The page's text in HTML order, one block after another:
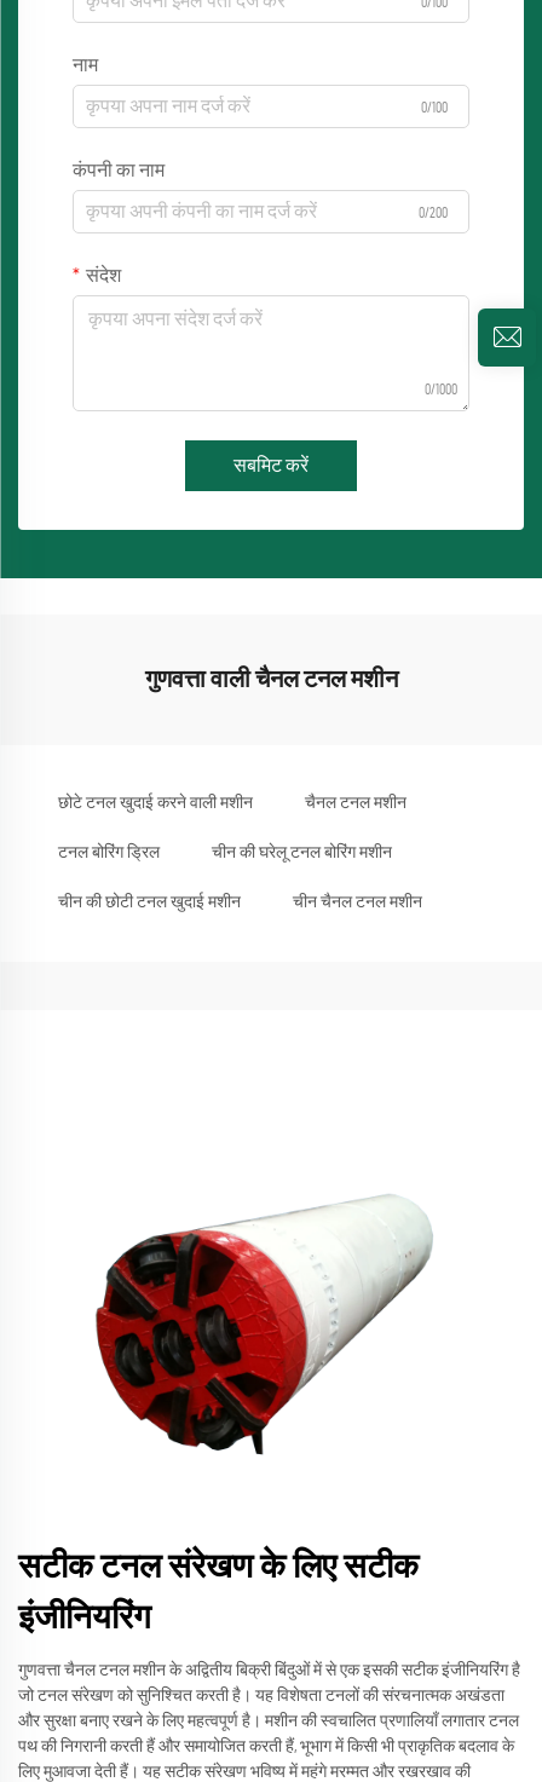
नाम
0/100
कंपनी का नाम
0/200
संदेश
0/1000
सबमिट करें
गुणवत्ता वाली चैनल टनल मशीन
छोटे टनल खुदाई करने वाली मशीन चैनल टनल मशीन
टनल बोरिंग ड्रिल चीन की घरेलू टनल बोरिंग मशीन
चीन की छोटी टनल खुदाई मशीन चीन चैनल टनल मशीन
सटीक टनल संरेखण के लिए सटीक
इंजीनियरिंग
गुणवत्ता चैनल टनल मशीन के अद्वितीय बिक्री बिंदुओं में से एक इसकी सटीक इंजीनियरिंग है
जो टनल संरेखण को सुनिश्चित करती है। यह विशेषता टनलों की संरचनात्मक अखंडता
और सुरक्षा बनाए रखने के लिए महत्वपूर्ण है। मशीन की स्वचालित प्रणालियाँ लगातार टनल
पथ की निगरानी करती हैं और समायोजित करती हैं, भूभाग में किसी भी प्राकृतिक बदलाव के
लिए मुआवजा देती हैं। यह सटीक संरेखण भविष्य में महंगे मरम्मत और रखरखाव की